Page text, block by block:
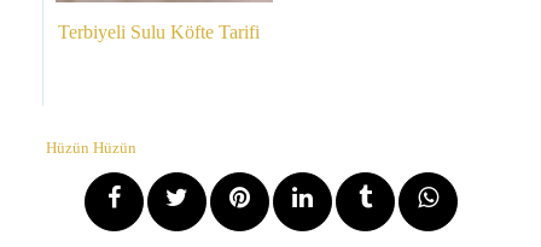
Terbiyeli Sulu Köfte Tarifi
Hüzün Hüzün